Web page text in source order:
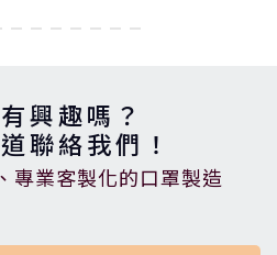
有興趣嗎？
聯絡我們！
專業客製化的口罩製造